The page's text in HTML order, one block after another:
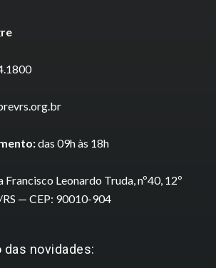
das 09h às 18h
Francisco Leonardo Truda, nº40, 12º
— CEP: 90010-904
das novidades: